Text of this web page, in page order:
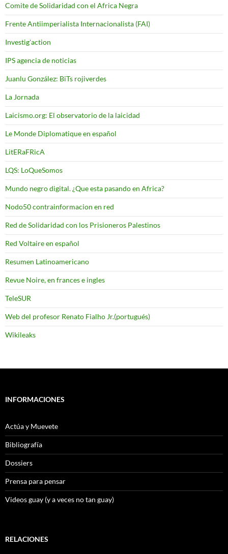
Comite de Solidaridad con el Africa Negra
Frente Antiimperialista Internacionalista (FAI)
Investig'action
IPS agencia de noticias
Juanlu González: BiTs rojiverdes
La Jornada
Laicismo.org: El observatorio de la laicidad
Le Monde Diplomatique en español
LitERaFRicA
LQS: LoQueSomos
Mundo negro digital. ¿Que esta pasando en Africa?
Nodo50 contrainformacion en red
Red de Solidaridad con los Prisioneros Palestinos
Red Voltaire en español
Resumen Latinoamericano
Revue Noire, en frances e ingles
TeleSUR
Web del profesor Renato Fialho Jr.(portugués)
Wikileaks
INFORMACIONES
Actúa y Muevete
Bibliografía
Dossiers
Prensa para pensar
Videos guay (y a veces no tan guay)
RELACIONES